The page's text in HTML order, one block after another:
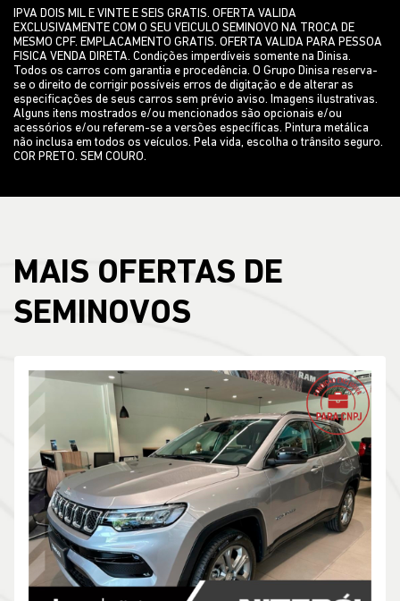
IPVA DOIS MIL E VINTE E SEIS GRATIS. OFERTA VALIDA
EXCLUSIVAMENTE COM O SEU VEICULO SEMINOVO NA TROCA DE
MESMO CPF. EMPLACAMENTO GRATIS. OFERTA VALIDA PARA PESSOA
FISICA VENDA DIRETA. Condições imperdíveis somente na Dinisa.
Todos os carros com garantia e procedência. O Grupo Dinisa reserva-
se o direito de corrigir possíveis erros de digitação e de alterar as
especificações de seus carros sem prévio aviso. Imagens ilustrativas.
Alguns itens mostrados e/ou mencionados são opcionais e/ou
acessórios e/ou referem-se a versões específicas. Pintura metálica
não inclusa em todos os veículos. Pela vida, escolha o trânsito seguro.
COR PRETO. SEM COURO.
MAIS OFERTAS DE
SEMINOVOS